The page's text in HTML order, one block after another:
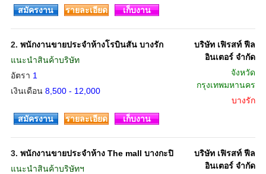
สมัครงาน รายละเอียด เก็บงาน
2. พนักงานขายประจำห้างโรบินสัน บางรัก
แนะนำสินค้าบริษัท
อัตรา 1
เงินเดือน 8,500 - 12,000
บริษัท เฟิรสท์ ฟีล
อินเตอร์ จำกัด
จังหวัด
กรุงเทพมหานคร
บางรัก
สมัครงาน
รายละเอียด เก็บงาน
3. พนักงานขายประจำห้าง The mall บางกะปิ
แนะนำสินค้าบริษัทฯ
บริษัท เฟิรสท์ ฟีล
อินเตอร์ จำกัด